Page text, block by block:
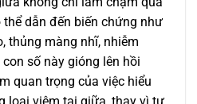
dẫn đến biến chứng như
thủng màng nhĩ, nhiễm
số này gióng lên hồi
quan trọng của việc hiểu